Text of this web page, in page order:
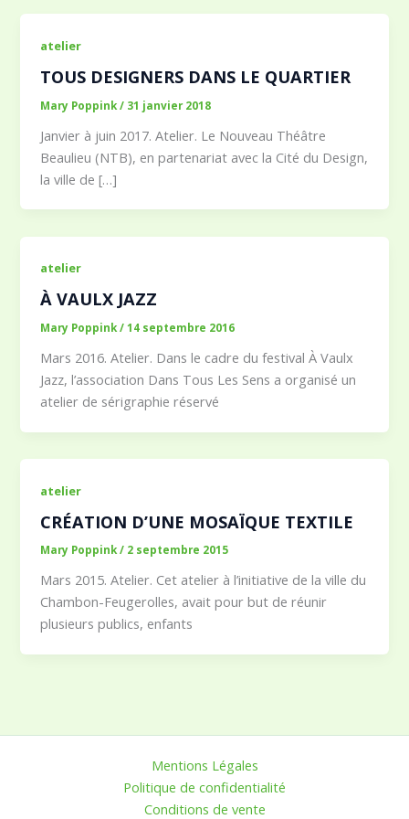
atelier
TOUS DESIGNERS DANS LE QUARTIER
Mary Poppink/ 31 janvier 2018
Janvier à juin 2017. Atelier. Le Nouveau Théâtre
Beaulieu (NTB), en partenariat avec la Cité du Design,
la ville de […]
atelier
À VAULX JAZZ
Mary Poppink/14 septembre 2016
Mars 2016. Atelier. Dans le cadre du festival À Vaulx
Jazz, l’association Dans Tous Les Sens a organisé un
atelier de sérigraphie réservé
atelier
CRÉATION D’UNE MOSAÏQUE TEXTILE
Mary Poppink/ 2 septembre 2015
Mars 2015. Atelier. Cet atelier à l’initiative de la ville du
Chambon-Feugerolles, avait pour but de réunir
plusieurs publics, enfants
Mentions Légales
Politique de confidentialité
Conditions de vente